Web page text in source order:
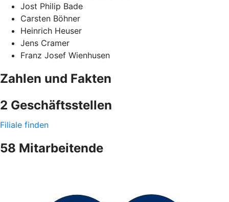
Jost Philip Bade
Carsten Böhner
Heinrich Heuser
Jens Cramer
Franz Josef Wienhusen
Zahlen und Fakten
2 Geschäftsstellen
Filiale finden
58 Mitarbeitende